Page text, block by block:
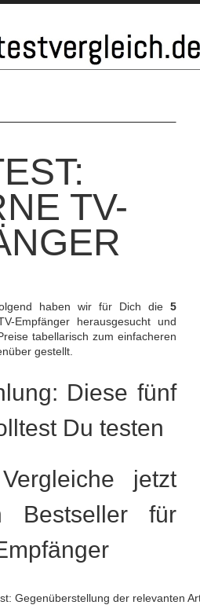
TV-
haben wir für Dich die 5
Empfänger herausgesucht und
tabellarisch zum einfacheren
gestellt.
Diese fünf
Du testen
jetzt
Bestseller für
Gegenüberstellung der relevanten